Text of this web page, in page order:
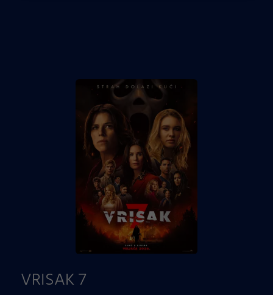
ne može — povesti rat protiv svakoga tko bi uništio
najvažniji dan u životu njezine najbolje prijateljice.
VRISAK 7